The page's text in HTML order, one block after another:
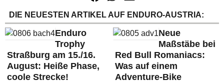
DIE NEUESTEN ARTIKEL AUF ENDURO-AUSTRIA:
Enduro
Trophy
Straßburg am 15./16.
August: Heiße Phase,
coole Strecke!
Neue
Maßstäbe bei
Red Bull Romaniacs:
Was auf einem
Adventure-Bike